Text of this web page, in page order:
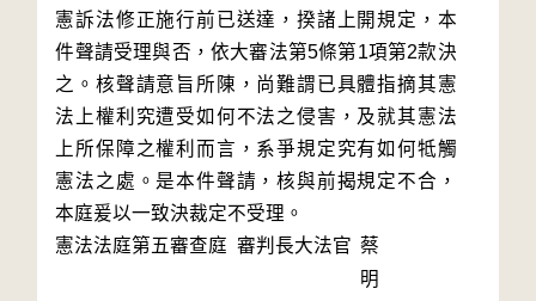
憲訴法修正施行前已送達，揆諸上開規定，本
件聲請受理與否，依大審法第5條第1項第2款決
之。核聲請意旨所陳，尚難謂已具體指摘其憲
法上權利究遭受如何不法之侵害，及就其憲法
上所保障之權利而言，系爭規定究有如何牴觸
憲法之處。是本件聲請，核與前揭規定不合，
本庭爰以一致決裁定不受理。
憲法法庭第五審查庭 審判長大法官 蔡
明